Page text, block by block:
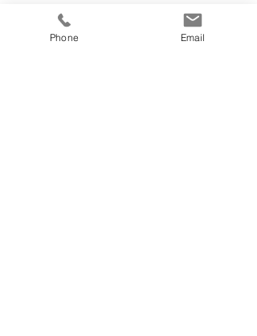
Phone Email